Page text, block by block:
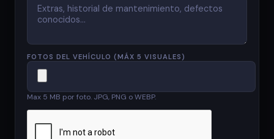
FOTOS DEL VEHÍCULO (MÁX 5 VISUALES)
Max 5 MB por foto. JPG, PNG o WEBP.